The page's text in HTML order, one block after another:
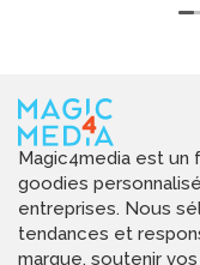
Magic4media est un
goodies
entreprises. Nous
tendances et
marque, soutenir